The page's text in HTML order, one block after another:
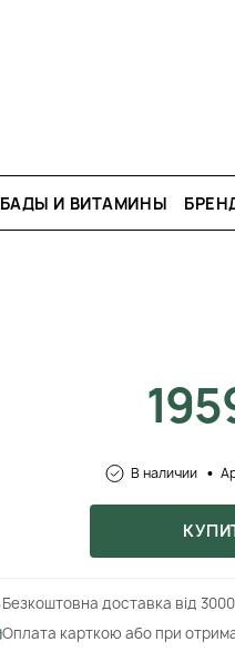
БАДЫ И ВИТАМИНЫ
В наличии
Безкоштовна доставка від
Оплата карткою або при